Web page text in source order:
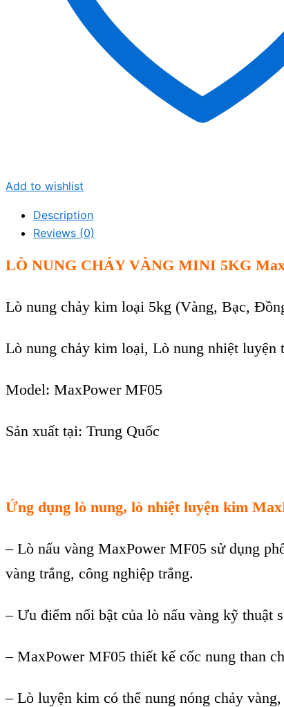
Add to wishlist
Description
Reviews (0)
LÒ NUNG CHẢY VÀNG MINI 5KG
Lò nung chảy kim loại 5kg (Vàng, Bạc,
Lò nung chảy kim loại, Lò nung nhiệt
Model: MaxPower MF05
Sản xuất tại: Trung Quốc
Ứng dụng lò nung, lò nhiệt luyện kim
– Lò nấu vàng MaxPower MF05 sử dụng
vàng trắng, công nghiệp trắng.
– Ưu điểm nổi bật của lò nấu vàng kỹ thuật
– MaxPower MF05 thiết kế cốc nung than ch
– Lò luyện kim có thể nung nóng chảy v